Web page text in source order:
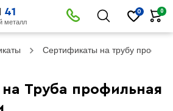
41
металл
0 0
Сертификаты на трубу
Труба профильная